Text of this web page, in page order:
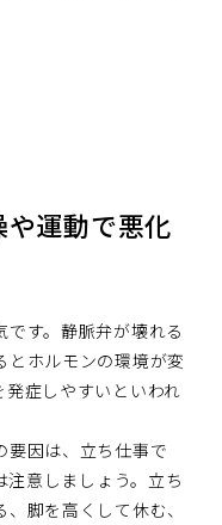
運動で悪化
す。静脈弁が壊れる
とホルモンの環境が変
症しやすいといわれ
要因は、立ち仕事で
注意しましょう。立ち
脚を高くして休む、